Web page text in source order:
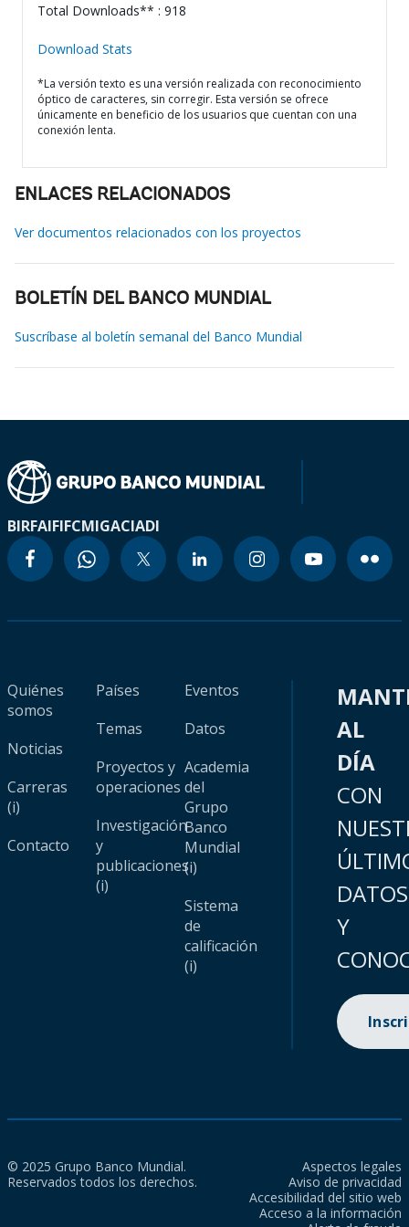
Total Downloads** : 918
Download Stats
*La versión texto es una versión realizada con reconocimiento
óptico de caracteres, sin corregir. Esta versión se ofrece
únicamente en beneficio de los usuarios que cuentan con una
conexión lenta.
ENLACES RELACIONADOS
Ver documentos relacionados con los proyectos
BOLETÍN DEL BANCO MUNDIAL
Suscríbase al boletín semanal del Banco Mundial
BIRFAIFIFCMIGACIADI
Quiénes
somos
Noticias
Carreras
(i)
Contacto
Países
Temas
Proyectos y
operaciones
Investigación
y
publicaciones
(i)
Eventos
Datos
Academia
del
Grupo
Banco
Mundial
(i)
Sistema
de
calificación
(i)
AL
DÍA
CON
DATOS
Y
© 2025 Grupo Banco Mundial.
Reservados todos los derechos.
Aspectos legales
Aviso de privacidad
Accesibilidad del sitio web
Acceso a la información